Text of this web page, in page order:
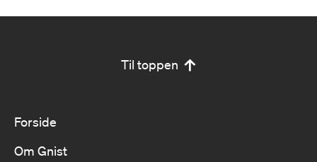
Til toppen
Forside
Om Gnist